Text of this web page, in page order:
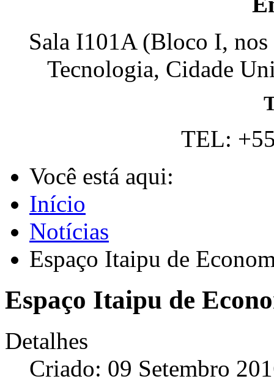
Sala I101A (Bloco I,
Tecnologia, Cidade
TEL:
Você está aqui:
Início
Notícias
Espaço Itaipu de
Espaço Itaipu de
Detalhes
Criado: 09 Setembro